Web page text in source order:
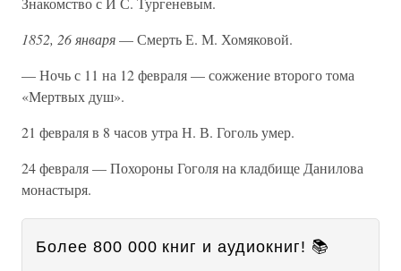
1852, 26 января— Смерть Е. М. Хомяковой.
— Ночь с 11 на 12 февраля — сожжение второго тома
«Мертвых душ».
21 февраля в 8 часов утра Н. В. Гоголь умер.
24 февраля — Похороны Гоголя на кладбище Данилова
монастыря.
Более 800 000 книг и аудиокниг! 📚